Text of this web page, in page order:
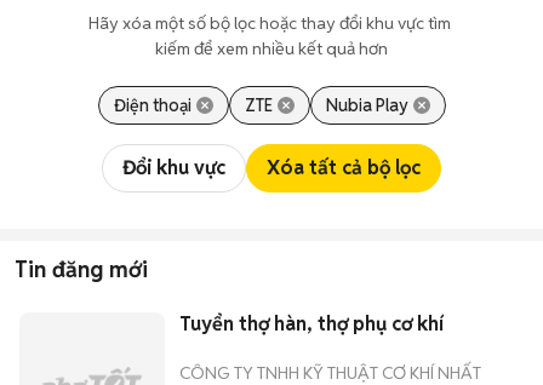
Hãy xóa một số bộ lọc hoặc thay đổi khu vực tìm
kiếm để xem nhiều kết quả hơn
Điện thoại ZTE Nubia Play
Đổi khu vực Xóa tất cả bộ lọc
Tin đăng mới
Tuyển thợ hàn, thợ phụ cơ khí
CÔNG TY TNHH KỸ THUẬT CƠ KHÍ NHẤT